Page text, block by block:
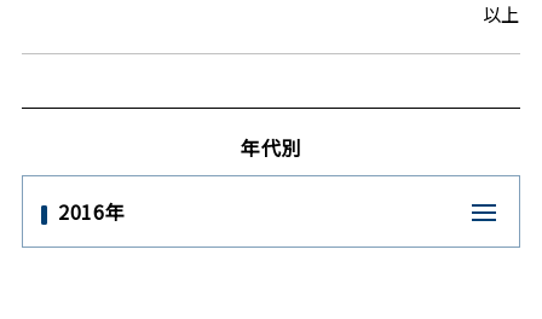
以上
年代別
2016年